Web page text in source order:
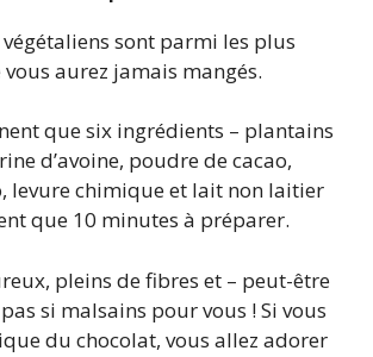
végétaliens sont parmi les plus
aurez jamais mangés.
que six ingrédients – plantains
d’avoine, poudre de cacao,
levure chimique et lait non laitier
que 10 minutes à préparer.
pleins de fibres et – peut-être
si malsains pour vous ! Si vous
du chocolat, vous allez adorer